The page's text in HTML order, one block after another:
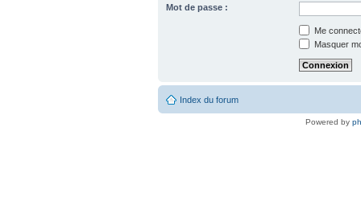
Mot de passe :
Me
Masquer
Index du forum
Powered by